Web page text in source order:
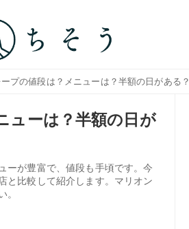
プの値段は？メニューは？半額の日がある？
ューは？半額の日が
ーが豊富で、値段も手頃です。今
と比較して紹介します。マリオン
。